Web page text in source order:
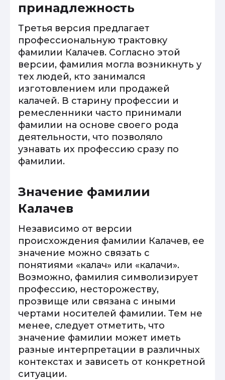
принадлежность
Третья версия предлагает
профессиональную трактовку
фамилии Калачев. Согласно этой
версии, фамилия могла возникнуть у
тех людей, кто занимался
изготовлением или продажей
калачей. В старину профессии и
ремесленники часто принимали
фамилии на основе своего рода
деятельности, что позволяло
узнавать их профессию сразу по
фамилии.
Значение фамилии
Калачев
Независимо от версии
происхождения фамилии Калачев, ее
значение можно связать с
понятиями «калач» или «калачи».
Возможно, фамилия символизирует
профессию, несторожеству,
прозвище или связана с иными
чертами носителей фамилии. Тем не
менее, следует отметить, что
значение фамилии может иметь
разные интерпретации в различных
контекстах и зависеть от конкретной
ситуации.